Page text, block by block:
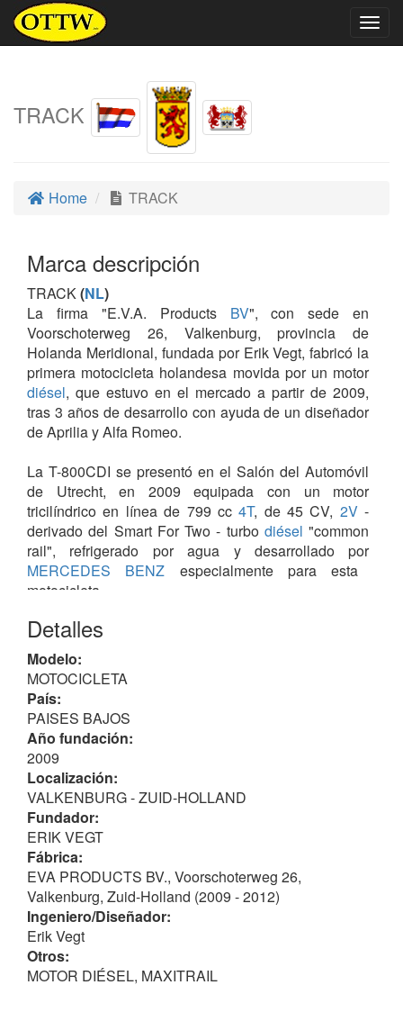
TRACK
Home TRACK
Marca descripción
TRACK(NL)
La firma "E.V.A. Products BV", con sede en
Voorschoterweg 26, Valkenburg, provincia de
Holanda Meridional, fundada por Erik Vegt, fabricó la
primera motocicleta holandesa movida por un motor
diésel, que estuvo en el mercado a partir de 2009,
tras 3 años de desarrollo con ayuda de un diseñador
de Aprilia y Alfa Romeo.
La T-800CDI se presentó en el Salón del Automóvil
de Utrecht, en 2009 equipada con un motor
tricilíndrico en línea de 799 cc4T, de 45 CV, 2V-
derivado del Smart For Two - turbo diésel "common
rail", refrigerado por agua y desarrollado por
MERCEDES BENZ especialmente para esta
motocicleta.
electrónica conectada al acelerador mediante
sistema "ride by wire", es decir, sin cable,
consiguiendo un consumo de combustible de sólo
3.5 a 4.5 L/100 km, velocidad máxima de unos 165
km/h y aceleración de 0-100 km/h en 6 segundos.
Otras características
Bastidor multitubular
de ø 48 mm /monoshockcon basculante monobrazo
por el que transcurre la transmisión final por
procedente de la BMW Cruiser; frenos de disco
BremboD/T 2 de ø 310 / ø 265 mm, neumáticos D/T
1.85 - 21" / 4.25 - 17", tanque de 22.5 L y 225 kg de
peso.
Lamentablemente el desarrollo y producción finalizó
en 2012, tras haber vendido solamente 20 unidades.
Detalles
Modelo:
MOTOCICLETA
País:
PAISES BAJOS
Año fundación:
2009
Localización:
VALKENBURG - ZUID-HOLLAND
Fundador:
ERIK VEGT
Fábrica:
EVA PRODUCTS BV., Voorschoterweg 26,
Valkenburg, Zuid-Holland (2009 - 2012)
Ingeniero/Diseñador:
Erik Vegt
Otros:
MOTOR DIÉSEL, MAXITRAIL